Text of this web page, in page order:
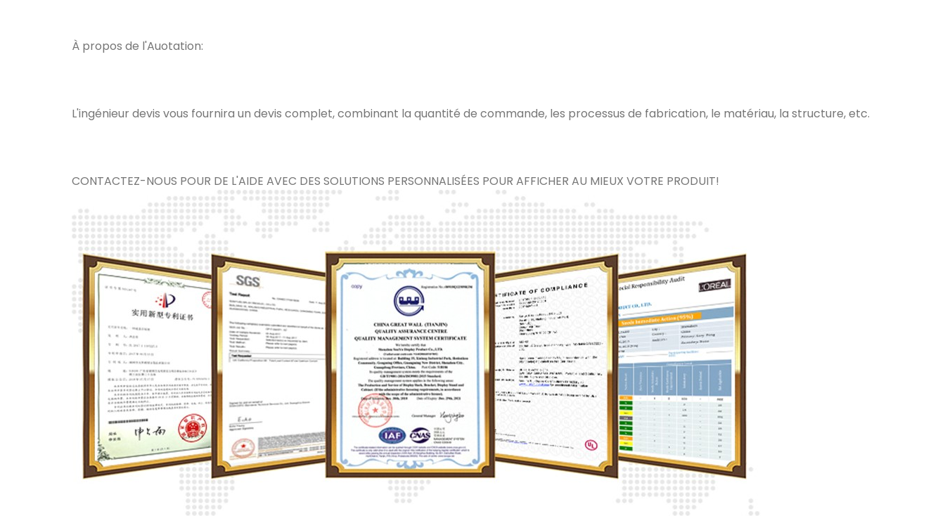
À propos de l'Auotation:
L'ingénieur devis vous fournira un devis complet, combinant la quantité de commande, les processus de fabrication, le matériau, la structure, etc.
CONTACTEZ-NOUS POUR DE L'AIDE AVEC DES SOLUTIONS PERSONNALISÉES POUR AFFICHER AU MIEUX VOTRE PRODUIT!